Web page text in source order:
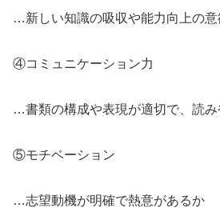
…新しい知識の吸収や能力向上の
④コミュニケーション力
…書類の構成や表現が適切で、読
⑤モチベーション
…志望動機が明確で熱意があるか